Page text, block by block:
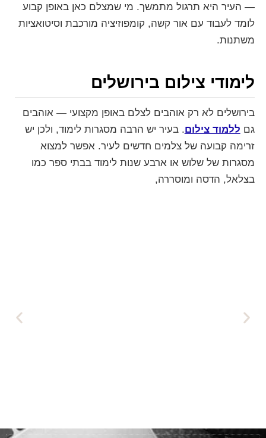
— העיר היא תרגול מתמשך. מי שמצלם כאן באופן קבוע
לומד לעבוד עם אור קשה, קומפוזיציה מורכבת וסיטואציות
משתנות.
לימודי צילום בירושלים
בירושלים לא רק אוהבים לצלם באופן מקצועי — אוהבים
גם ללמוד צילום. בעיר יש הרבה מסגרות לימוד, ולכן יש
זרימה קבועה של צלמים חדשים לעיר. אפשר למצוא
מסגרות של שלוש או ארבע שנות לימוד בבתי ספר כמו
בצלאל, הדסה ומוסררה,